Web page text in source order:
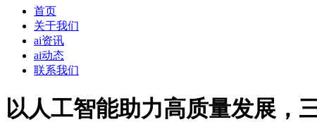
首页
关于我们
ai资讯
ai动态
联系我们
以人工智能助力高质量发展，